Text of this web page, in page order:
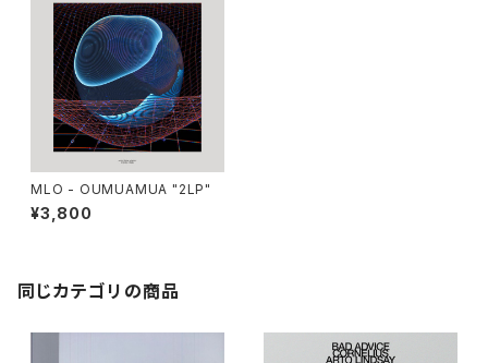
MLO - OUMUAMUA "2LP"
¥3,800
同じカテゴリの商品